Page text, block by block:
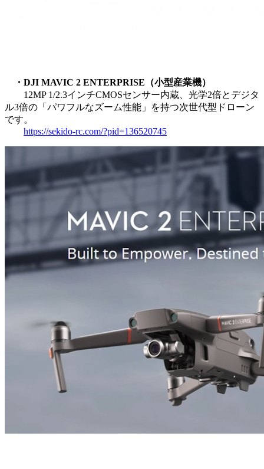
・DJI MAVIC 2 ENTERPRISE（小型産業機）
12MP 1/2.3インチCMOSセンサー内蔵、光学2倍とデジタ
ル3倍の「パワフルなズーム性能」を持つ次世代型ドローン
です。
https://sekido-rc.com/?pid=136520745